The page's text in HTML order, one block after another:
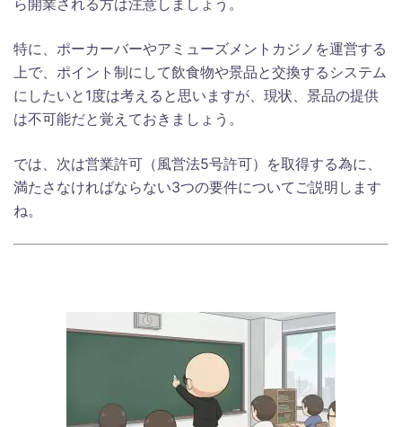
ら開業される方は注意しましょう。
特に、ポーカーバーやアミューズメントカジノを運営する
上で、ポイント制にして飲食物や景品と交換するシステム
にしたいと1度は考えると思いますが、現状、景品の提供
は不可能だと覚えておきましょう。
では、次は営業許可（風営法5号許可）を取得する為に、
満たさなければならない3つの要件についてご説明します
ね。